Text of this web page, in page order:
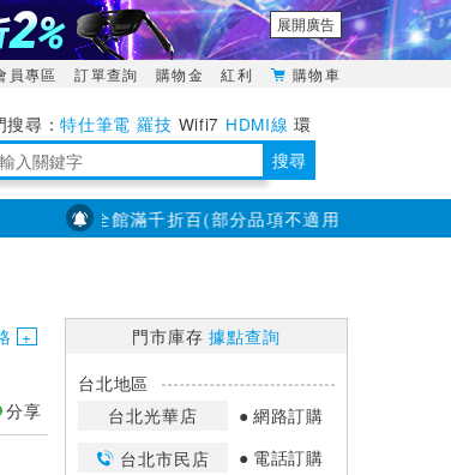
展開廣告
員專區 訂單查詢 購物金 紅利 購物車
特仕筆電 羅技 Wifi7 HDMI線 環
測 明緯POWER 搜尋
】全館滿千折百(部分品項不適用，滿2千折200...)
分享
門市庫存據點查詢
台北地區
台北光華店
網路訂購
台北市民店
電話訂購